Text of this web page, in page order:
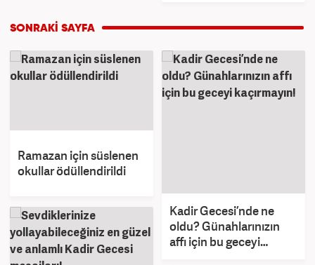
Ramazan için süslenen
okullar ödüllendirildi
Kadir Gecesi’nde ne
oldu? Günahlarınızın
affı için bu geceyi